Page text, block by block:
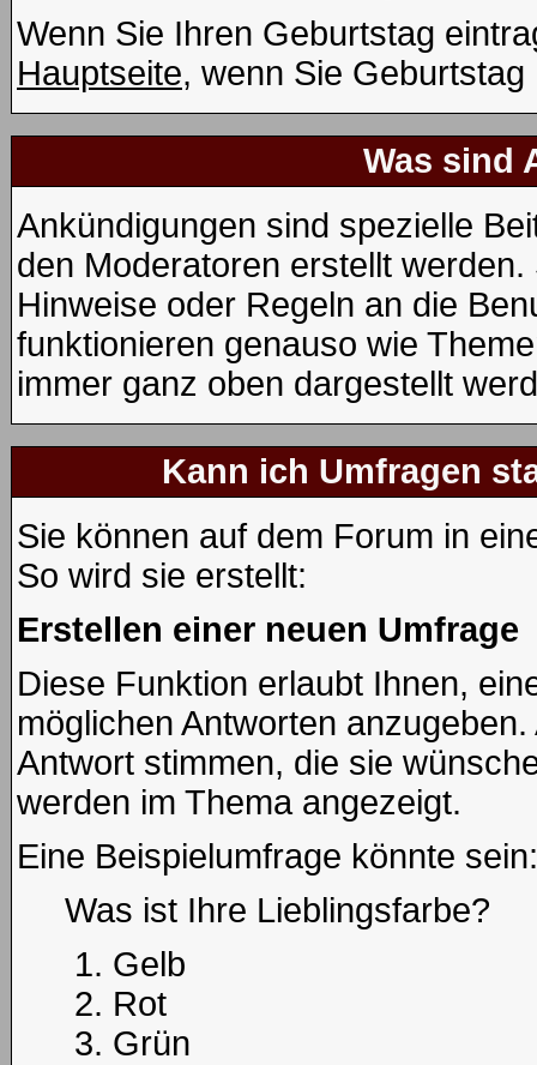
Wenn Sie Ihren Geburtstag
Hauptseite, wenn Sie Geburtstag
Was sind
Ankündigungen sind spezielle
den Moderatoren erstellt
Hinweise oder Regeln an die
funktionieren genauso wie
immer ganz oben dargestellt
Kann ich Umfragen
Sie können auf dem Forum in
So wird sie erstellt:
Erstellen einer neuen Umfrage
Diese Funktion erlaubt Ihnen,
möglichen Antworten
Antwort stimmen, die sie
werden im Thema angezeigt.
Eine Beispielumfrage könnte sein:
Was ist Ihre Lieblingsfarbe?
Gelb
Rot
Grün